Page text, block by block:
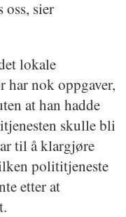
sier
lokale
har nok oppgaver,
at han hadde
skulle bli
til å klargjøre
polititjeneste
etter at